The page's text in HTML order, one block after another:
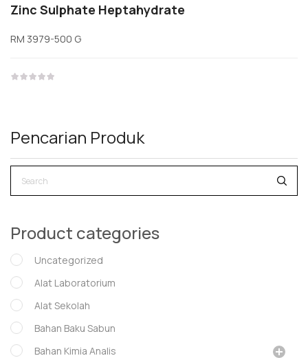
Pencarian Produk
Product categories
Uncategorized
Alat Laboratorium
Alat Sekolah
Bahan Baku Sabun
Bahan Kimia Analis
Zinc Sulphate Heptahydrate
RM 3979-500 G